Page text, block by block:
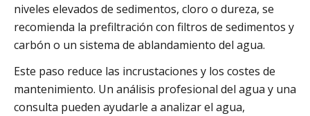
niveles elevados de sedimentos, cloro o dureza, se
recomienda la prefiltración con filtros de sedimentos y
carbón o un sistema de ablandamiento del agua.
Este paso reduce las incrustaciones y los costes de
mantenimiento. Un análisis profesional del agua y una
consulta pueden ayudarle a analizar el agua,